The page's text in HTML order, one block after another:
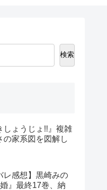
検索
しょうじょ!!』複雑
の家系図を図解し
レ感想】黒崎みの
』最終17巻、納